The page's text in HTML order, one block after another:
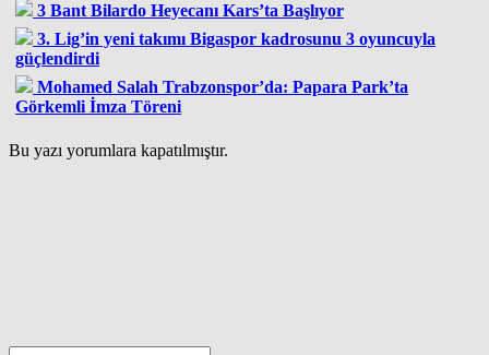
3 Bant Bilardo Heyecanı Kars’ta Başlıyor
3. Lig’in yeni takımı Bigaspor kadrosunu 3 oyuncuyla
güçlendirdi
Mohamed Salah Trabzonspor’da: Papara Park’ta
Görkemli İmza Töreni
Bu yazı yorumlara kapatılmıştır.